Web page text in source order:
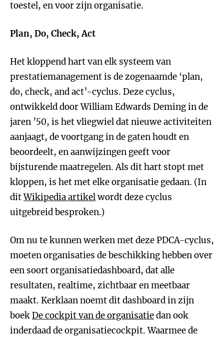
toestel, en voor zijn organisatie.
Plan, Do, Check, Act
Het kloppend hart van elk systeem van
prestatiemanagement is de zogenaamde ‘plan,
do, check, and act’-cyclus. Deze cyclus,
ontwikkeld door William Edwards Deming in de
jaren ’50, is het vliegwiel dat nieuwe activiteiten
aanjaagt, de voortgang in de gaten houdt en
beoordeelt, en aanwijzingen geeft voor
bijsturende maatregelen. Als dit hart stopt met
kloppen, is het met elke organisatie gedaan. (In
ditWikipedia artikelwordt deze cyclus
uitgebreid besproken.)
Om nu te kunnen werken met deze PDCA-cyclus,
moeten organisaties de beschikking hebben over
een soort organisatiedashboard, dat alle
resultaten, realtime, zichtbaar en meetbaar
maakt. Kerklaan noemt dit dashboard in zijn
boekDe cockpit van de organisatiedan ook
inderdaad de organisatiecockpit. Waarmee de